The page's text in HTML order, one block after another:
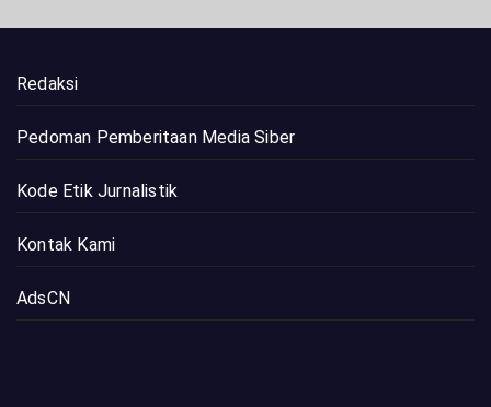
Redaksi
Pedoman Pemberitaan Media Siber
Kode Etik Jurnalistik
Kontak Kami
AdsCN